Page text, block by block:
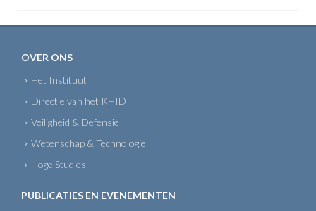
OVER ONS
Het Instituut
Directie van het KHID
Veiligheid & Defensie
Wetenschap & Technologie
Hoge Studies
PUBLICATIES EN EVENEMENTEN